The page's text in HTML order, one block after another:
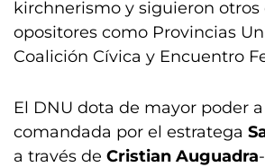
kirchnerismo y siguieron otros
opositores como Provincias
Coalición Cívica y Encuentro
El DNU dota de mayor poder a
comandada por el estratega
a través de Cristian Auguadra